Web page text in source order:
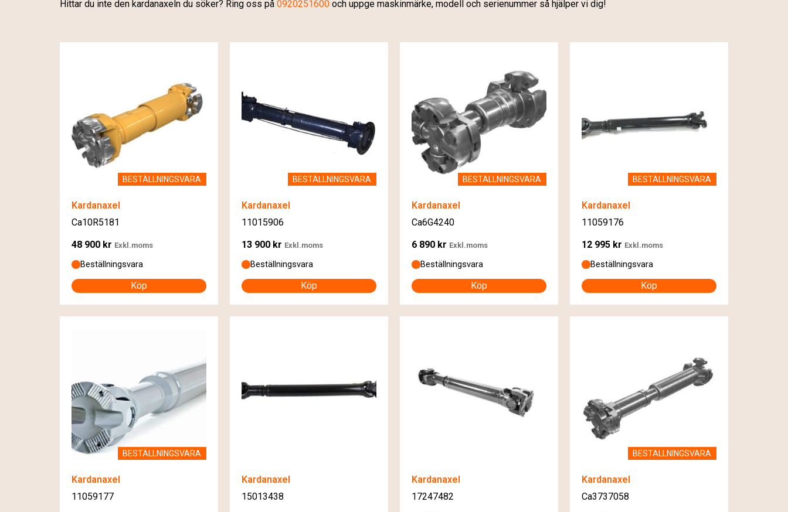
Hittar du inte den kardanaxeln du söker? Ring oss på 0920251600 och uppge maskinmärke, modell och serienummer så hjälper vi dig!
BESTÄLLNINGSVARA
Kardanaxel
Ca10R5181
48 900 kr Exkl.moms
Beställningsvara
Köp
BESTÄLLNINGSVARA
Kardanaxel
11015906
13 900 kr Exkl.moms
Beställningsvara
Köp
BESTÄLLNINGSVARA
Kardanaxel
Ca6G4240
6 890 kr Exkl.moms
Beställningsvara
Köp
BESTÄLLNINGSVARA
Kardanaxel
11059176
12 995 kr Exkl.moms
Beställningsvara
Köp
BESTÄLLNINGSVARA
Kardanaxel
11059177
Kardanaxel
15013438
Kardanaxel
17247482
BESTÄLLNINGSVARA
Kardanaxel
Ca3737058